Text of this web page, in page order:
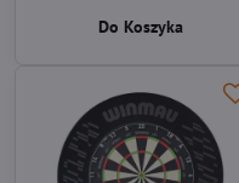
bounce‑outy (odbicia lotki) oraz
Do Koszyka